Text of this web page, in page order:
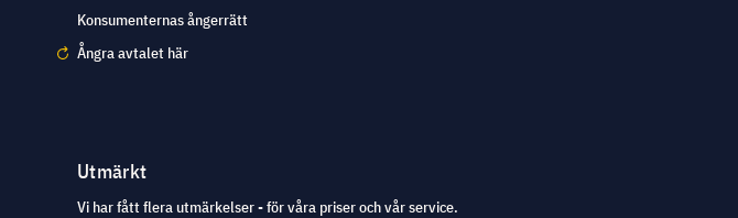
Konsumenternas ångerrätt
Ångra avtalet här
Utmärkt
Vi har fått flera utmärkelser - för våra priser och vår service.